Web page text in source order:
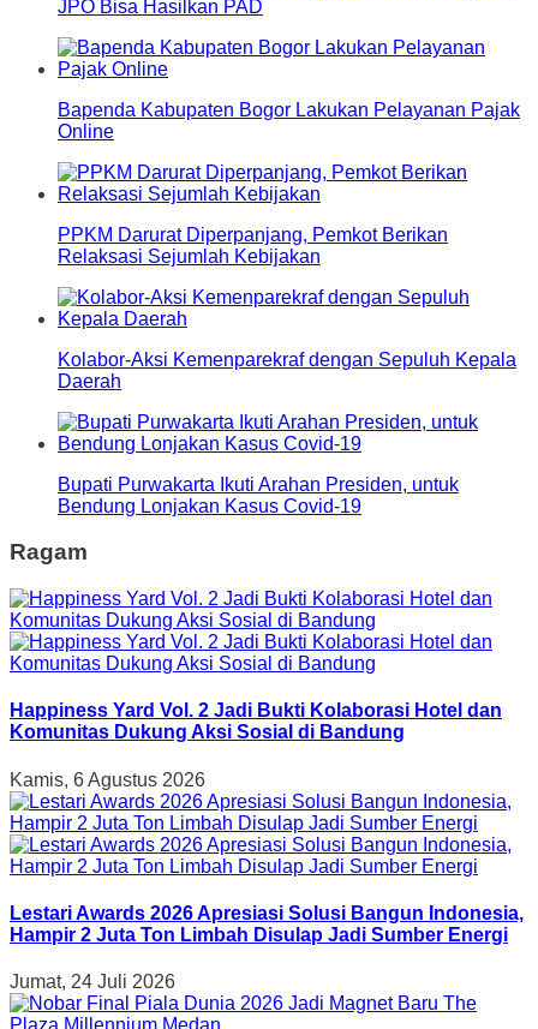
JPO Bisa Hasilkan PAD
Bapenda Kabupaten Bogor Lakukan Pelayanan Pajak
Online
PPKM Darurat Diperpanjang, Pemkot Berikan
Relaksasi Sejumlah Kebijakan
Kolabor-Aksi Kemenparekraf dengan Sepuluh Kepala
Daerah
Bupati Purwakarta Ikuti Arahan Presiden, untuk
Bendung Lonjakan Kasus Covid-19
Ragam
Happiness Yard Vol. 2 Jadi Bukti Kolaborasi Hotel dan
Komunitas Dukung Aksi Sosial di Bandung
Kamis, 6 Agustus 2026
Lestari Awards 2026 Apresiasi Solusi Bangun Indonesia,
Hampir 2 Juta Ton Limbah Disulap Jadi Sumber Energi
Jumat, 24 Juli 2026